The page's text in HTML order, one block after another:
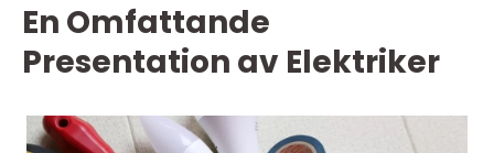
En Omfattande
Presentation av Elektriker